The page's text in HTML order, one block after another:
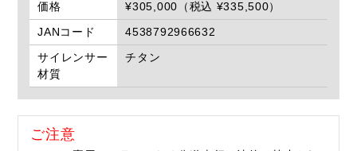
価格
¥305,000（税込 ¥335,500）
JANコード
4538792966632
サイレンサー
材質
チタン
ご注意